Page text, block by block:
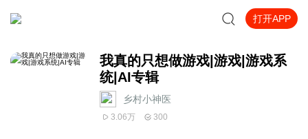
打开APP
我真的只想做游戏|游戏|游戏系
统|AI专辑
乡村小神医
3.06万 300